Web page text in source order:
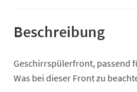
Beschreibung
Geschirrspülerfront, passend
Was bei dieser Front zu